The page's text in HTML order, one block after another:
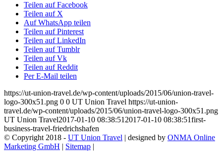
Teilen auf Facebook
Teilen auf X
Auf WhatsApp teilen
Teilen auf Pinterest
Teilen auf LinkedIn
Teilen auf Tumblr
Teilen auf Vk
Teilen auf Reddit
Per E-Mail teilen
https://ut-union-travel.de/wp-content/uploads/2015/06/union-travel-
logo-300x51.png 0 0 UT Union Travel https://ut-union-
travel.de/wp-content/uploads/2015/06/union-travel-logo-300x51.png
UT Union Travel2017-01-10 08:38:51 2017-01-10 08:38:51first-
business-travel-friedrichshafen
© Copyright 2018 - UT Union Travel | designed by ONMA Online
Marketing GmbH | Sitemap |